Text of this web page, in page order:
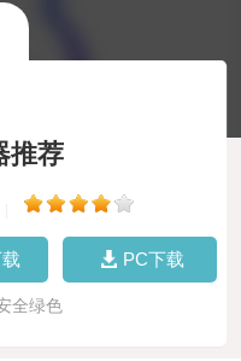
推荐
PC下载
全绿色